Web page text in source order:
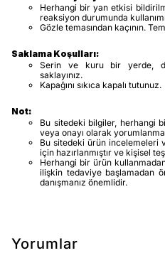
Herhangi bir yan etkisi
reaksiyon durumunda
Gözle temasından kaçının.
Saklama Koşulları:
Serin ve kuru bir yerde,
saklayınız.
Kapağını sıkıca kapalı tutunuz.
Not:
Bu sitedeki bilgiler, herhangi
veya onayı olarak
Bu sitedeki ürün incelemeleri
için hazırlanmıştır ve kişisel
Herhangi bir ürün
ilişkin tedaviye başlamadan
danışmanız önemlidir.
Yorumlar